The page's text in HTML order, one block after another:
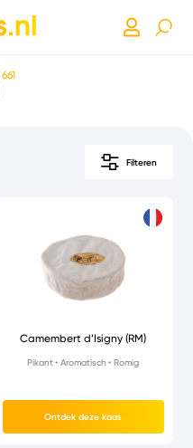
661
Filteren
Camembert d’Isigny (RM)
Pikant Aromatisch Romig
Ontdek deze kaas